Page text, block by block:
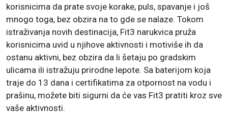
korisnicima da prate svoje korake, puls, spavanje i još
mnogo toga, bez obzira na to gde se nalaze. Tokom
istraživanja novih destinacija, Fit3 narukvica pruža
korisnicima uvid u njihove aktivnosti i motiviše ih da
ostanu aktivni, bez obzira da li šetaju po gradskim
ulicama ili istražuju prirodne lepote. Sa baterijom koja
traje do 13 dana i certifikatima za otpornost na vodu i
prašinu, možete biti sigurni da će vas Fit3 pratiti kroz sve
vaše aktivnosti.